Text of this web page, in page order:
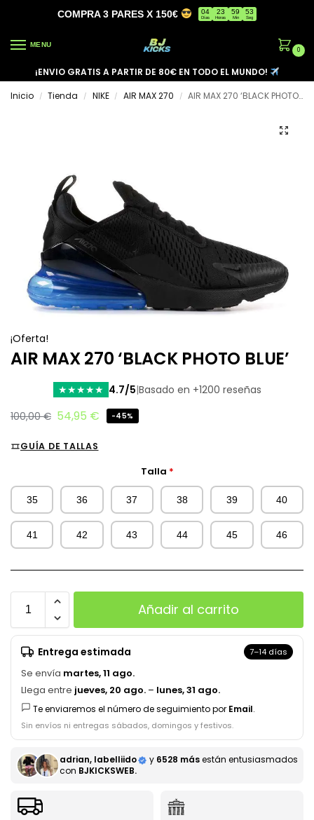
COMPRA 3 PARES X 150€ 04
Días
23
Horas
59
Min
53
Seg
MENU
0
¡ENVIO GRATIS A PARTIR DE 80€ EN TODO EL MUNDO!
Inicio
/ Tienda / NIKE / AIR MAX 270 / AIR MAX 270 ‘BLACK PHOTO BLUE’
¡Oferta!
AIR MAX 270 ‘BLACK PHOTO BLUE’
★★★★★ 4.7/5|Basado en +1200 reseñas
100,00€ 54,95 € -45%
GUÍA DE TALLAS
Talla *
35 36 37 38 39 40
41 42 43 44 45 46
Añadir al carrito
Entrega estimada 7–14 días
Se envía martes, 11 ago.
Llega entre jueves, 20 ago. – lunes, 31 ago.
Te enviaremos el número de seguimiento por Email.
Sin envíos ni entregas sábados, domingos y festivos.
adrian, labelliido y 6528 másestán entusiasmados
con BJKICKSWEB.